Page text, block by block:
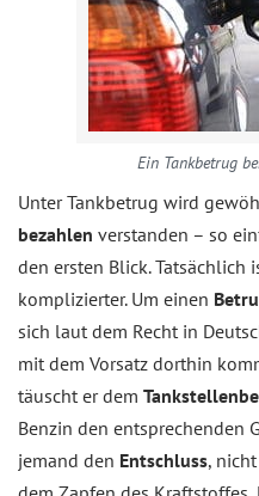
Ein Tankbetrug
Unter Tankbetrug wird
bezahlen verstanden – so
den ersten Blick. Tatsächlich
komplizierter. Um einen
sich laut dem Recht in
mit dem Vorsatz dorthin
täuscht er dem
Benzin den entsprechenden
jemand den Entschluss,